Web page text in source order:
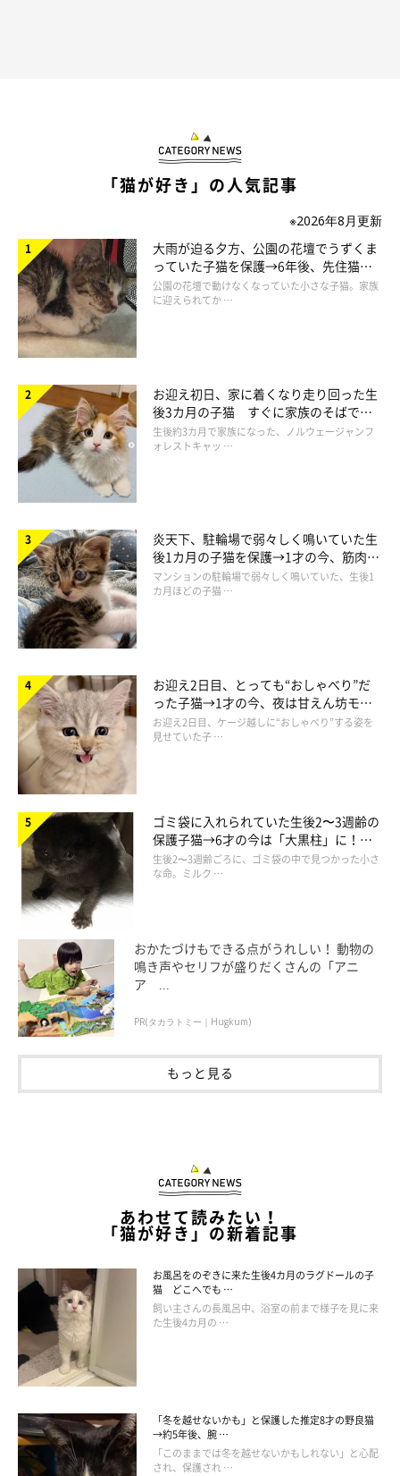
東京を拠点に活動する、フリーランスのイラストレーター。
ット・PVイラスト、ウェブ広告のイラスト等、媒体を問わず幅
広く手がける。
CHIHARU NIKAIDO WEB
「猫が好き」の人気記事
※2026年8月更新
大雨が迫る夕方、公園の花壇でうずくま
っていた子猫を保護→6年後、先住猫
と“姉妹”のような関係に
公園の花壇で動けなくなっていた小さな子猫。家族
に迎えられてか …
お迎え初日、家に着くなり走り回った生
後3カ月の子猫 すぐに家族のそばで落
ち着く姿に「迎えてよかった」
生後約3カ月で家族になった、ノルウェージャンフ
ォレストキャッ …
炎天下、駐輪場で弱々しく鳴いていた生
後1カ月の子猫を保護→1才の今、筋肉質
でツンデレなコに成長
マンションの駐輪場で弱々しく鳴いていた、生後1
カ月ほどの子猫 …
お迎え2日目、とっても“おしゃべり”だ
った子猫→1才の今、夜は甘えん坊モー
ドになるコに成長！
お迎え2日目、ケージ越しに“おしゃべり”する姿を
見せていた子 …
ゴミ袋に入れられていた生後2〜3週齢の
保護子猫→6才の今は「大黒柱」に！
美しい黒猫に成長した姿にグッとくる
生後2〜3週齢ごろに、ゴミ袋の中で見つかった小さ
な命。ミルク …
おかたづけもできる点がうれしい！ 動物の
鳴き声やセリフが盛りだくさんの「アニ
ア ...
PR(タカラトミー｜Hugkum)
もっと見る
あわせて読みたい！
「猫が好き」の新着記事
お風呂をのぞきに来た生後4カ月のラグドールの子
猫 どこへでも …
飼い主さんの長風呂中、浴室の前まで様子を見に来
た生後4カ月の …
「冬を越せないかも」と保護した推定8才の野良猫
→約5年後、腕 …
「このままでは冬を越せないかもしれない」と心配
され、保護され …